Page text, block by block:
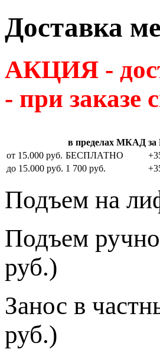
Доставка
АКЦИЯ -
- при заказе
в пределах МКАД
от 15.000 руб. БЕСПЛАТНО
до 15.000 руб. 1 700 руб.
Подъем на
Подъем
руб.)
Занос в
руб.)